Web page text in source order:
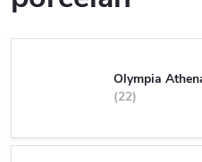
Olympia
22